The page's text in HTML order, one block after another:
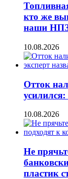
кто же
наши
10.08.2026
Отток
10.08.2026
Не
пластик